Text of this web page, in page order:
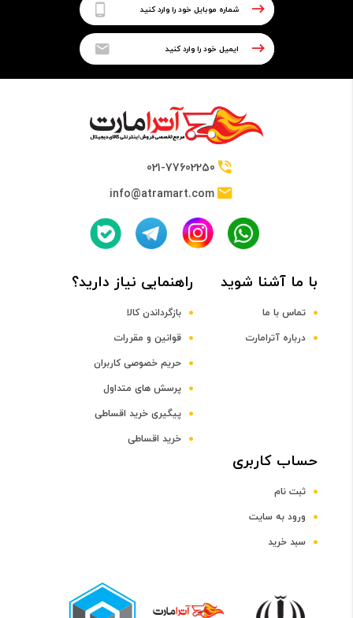
1.6GHz up to 2.48GHz
DDR3
رده صفحه نمایش
اندازه صفحه نمایش
021-77602250
info@atramart.com
با ما آشنا شوید
تماس با ما
درباره آترامارت
راهنمایی نیاز دارید؟
بازگرداندن کالا
قوانین و مقررات
حریم خصوصی کاربران
پرسش های متداول
پیگیری خرید اقساطی
خرید اقساطی
حساب کاربری
ثبت نام
ورود به سایت
سبد خرید